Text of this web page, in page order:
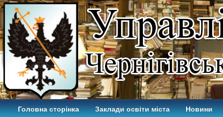
Головна сторінка Заклади освіти міста Новини